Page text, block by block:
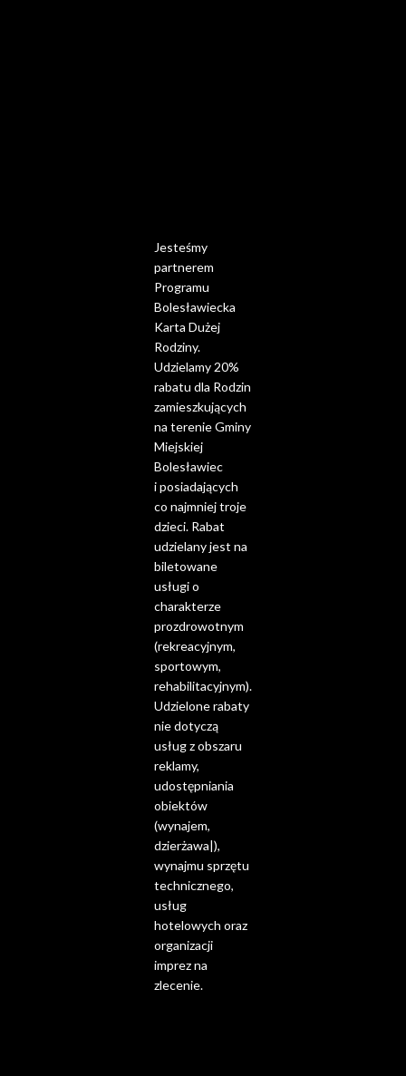
Jesteśmy
partnerem
Programu
Bolesławiecka
Karta Dużej
Rodziny.
Udzielamy 20%
rabatu dla Rodzin
zamieszkujących
na terenie Gminy
Miejskiej
Bolesławiec
i posiadających
co najmniej troje
dzieci. Rabat
udzielany jest na
biletowane
usługi o
charakterze
prozdrowotnym
(rekreacyjnym,
sportowym,
rehabilitacyjnym).
Udzielone rabaty
nie dotyczą
usług z obszaru
reklamy,
udostępniania
obiektów
(wynajem,
dzierżawa|),
wynajmu sprzętu
technicznego,
usług
hotelowych oraz
organizacji
imprez na
zlecenie.